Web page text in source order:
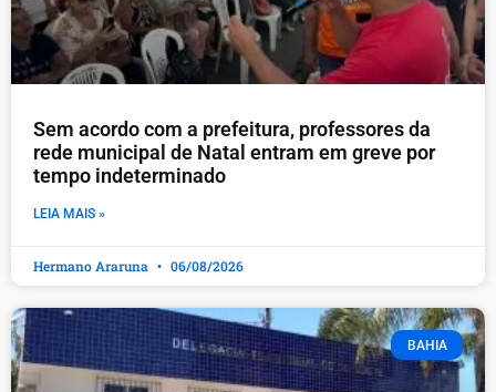
​Sem acordo com a prefeitura, professores da
rede municipal de Natal entram em greve por
tempo indeterminado
LEIA MAIS »
Hermano Araruna 06/08/2026
BAHIA